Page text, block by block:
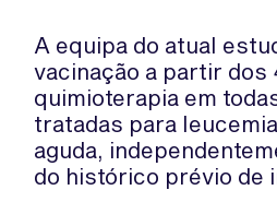
A equipa do atual
vacinação a partir dos
quimioterapia em
tratadas para
aguda,
do histórico prévio de